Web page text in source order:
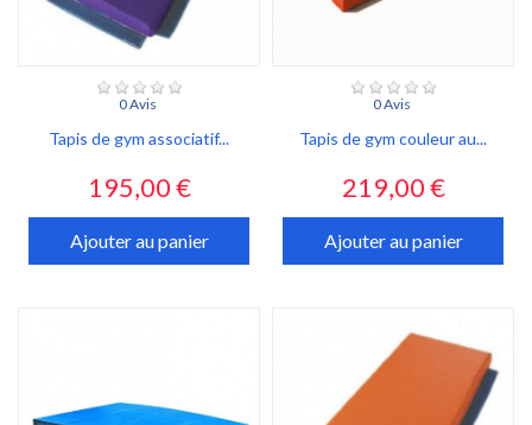
0 Avis
Tapis de gym associatif...
Prix
195,00 €
Ajouter au panier
0 Avis
Tapis de gym couleur au...
Prix
219,00 €
Ajouter au panier